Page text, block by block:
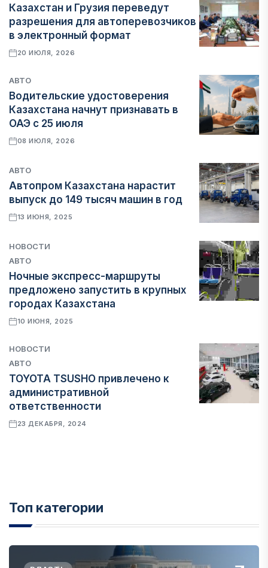
Казахстан и Грузия переведут
разрешения для автоперевозчиков
в электронный формат
20 ИЮЛЯ, 2026
АВТО
Водительские удостоверения
Казахстана начнут признавать в
ОАЭ с 25 июля
08 ИЮЛЯ, 2026
АВТО
Автопром Казахстана нарастит
выпуск до 149 тысяч машин в год
13 ИЮНЯ, 2025
НОВОСТИ
АВТО
Ночные экспресс-маршруты
предложено запустить в крупных
городах Казахстана
10 ИЮНЯ, 2025
НОВОСТИ
АВТО
TOYOTA TSUSHO привлечено к
административной
ответственности
23 ДЕКАБРЯ, 2024
Топ категории